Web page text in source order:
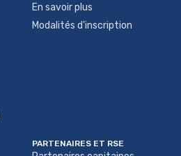
En savoir plus
Modalités d'inscription
PARTENAIRES ET RSE